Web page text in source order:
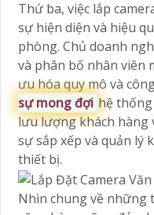
Thứ ba, việc lắp
sự hiện diện và hiệu
phòng. Chủ doanh
và phân bố nhân viên
ưu hóa quy mô và
sự mong đợi hệ
lưu lượng khách hàng
sự sắp xếp và quản lý
thiết bị.
Nhìn chung về những